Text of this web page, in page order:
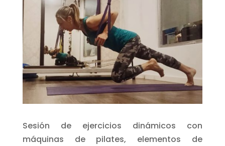
Sesión de ejercicios dinámicos con
máquinas de pilates, elementos de